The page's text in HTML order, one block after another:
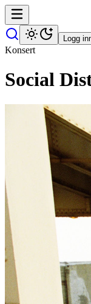
Logg
Konsert
Social